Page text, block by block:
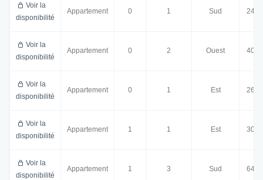
Voir la
disponibilité
Appartement 0 1 Sud 24.5
Voir la
disponibilité
Appartement 0 2 Ouest 40.5
Voir la
disponibilité
Appartement 0 1 Est 26.5
Voir la
disponibilité
Appartement 1 1 Est 30.0
Voir la
disponibilité
Appartement 1 3 Sud 64.0